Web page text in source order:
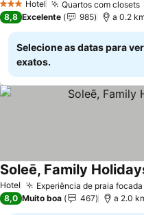
3 EstrelasHotel Quartos com closets
8,8 Excelente 985 a 0.2
Selecione as datas para
exatos.
Hotel Experiência de praia
Soleē, Family
8,0 Muito boa 467 a 2.0